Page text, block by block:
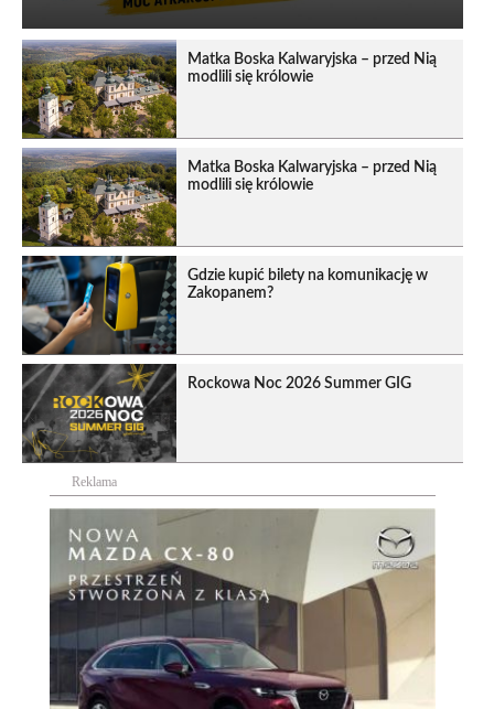
Matka Boska Kalwaryjska – przed Nią
modlili się królowie
Matka Boska Kalwaryjska – przed Nią
modlili się królowie
Gdzie kupić bilety na komunikację w
Zakopanem?
Rockowa Noc 2026 Summer GIG
Reklama